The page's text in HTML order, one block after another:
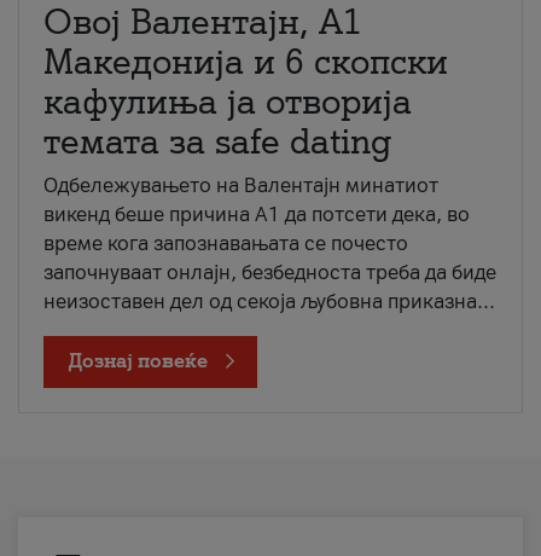
Овој Валентајн, A1
Македонија и 6 скопски
кафулиња ја отворија
темата за safe dating
Одбележувањето на Валентајн минатиот
викенд беше причина А1 да потсети дека, во
време кога запознавањата се почесто
започнуваат онлајн, безбедноста треба да биде
неизоставен дел од секоја љубовна приказна...
Дознај повеќе